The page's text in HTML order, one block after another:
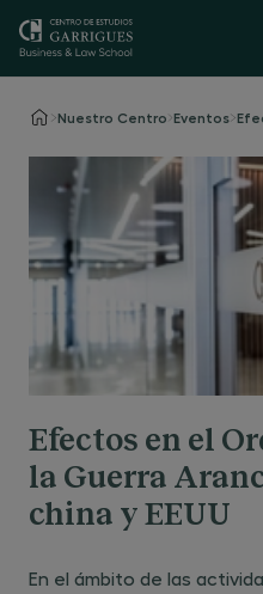
Nuestro Centro Eventos
Efectos en el
la Guerra
china y EEUU
En el ámbito de las